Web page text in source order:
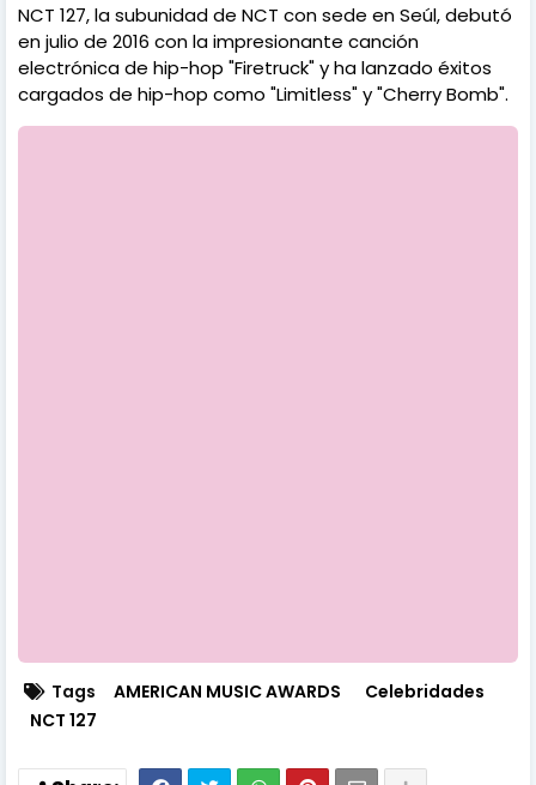
NCT 127, la subunidad de NCT con sede en Seúl, debutó
en julio de 2016 con la impresionante canción
electrónica de hip-hop "Firetruck" y ha lanzado éxitos
cargados de hip-hop como "Limitless" y "Cherry Bomb".
Tags AMERICAN MUSIC AWARDS
Celebridades
NCT 127